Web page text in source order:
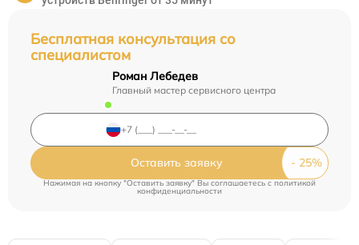
Бесплатная консультация со
специалистом
Роман Лебедев
Главный мастер сервисного центра
Оставить заявку
Нажимая на кнопку "Оставить заявку" Вы соглашаетесь cполитикой
конфиденциальности